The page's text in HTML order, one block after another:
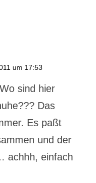
um 17:53
sind hier
Das
Es paßt
und der
achhh, einfach